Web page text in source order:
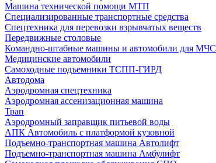
Машина технической помощи МТП
Специализированные транспортные средства
Спецтехника для перевозки взрывчатых веществ
Передвижные столовые
Командно-штабные машины и автомобили для МЧС
Медицинские автомобили
Самоходные подъемники ТСПП-ГИРД
Автодома
Аэродромная спецтехника
Аэродромная ассенизационная машина
Трап
Аэродромный заправщик питьевой воды
АПК Автомобиль с платформой кузовной
Подъемно-транспортная машина Автолифт
Подъемно-транспортная машина Амбулифт